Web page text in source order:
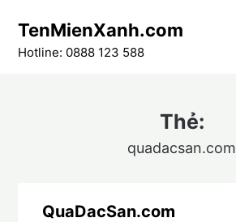
content
TenMienXanh.com
Hotline: 0888 123 588
Thẻ:
quadacsan.com
QuaDacSan.com